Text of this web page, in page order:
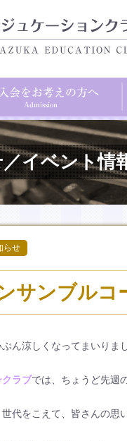
イベント情
らせ
サンブルコ
ん涼しくなってまいりま
ラブでは、ちょうど先週
代をこえて、皆さんの思